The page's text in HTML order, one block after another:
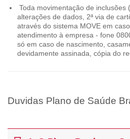
Toda movimentação de
alterações de dados, 2ª via de
através do sistema MOVE em
atendimento à empresa - fone
só em caso de nascimento,
devidamente assinada, cópia do
Duvidas Plano de Saúde